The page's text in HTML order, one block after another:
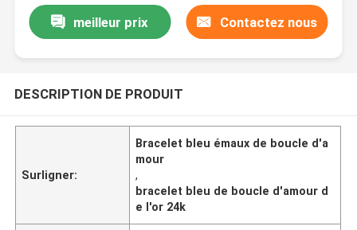
meilleur prix Contactez nous
DESCRIPTION DE PRODUIT
Surligner:
Bracelet bleu émaux de boucle d'a
mour
,
bracelet bleu de boucle d'amour d
e l'or 24k